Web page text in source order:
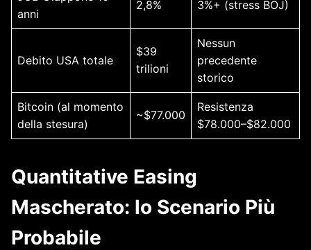
anni
2,8% 3%+ (stress BOJ)
Debito USA totale
$39
trilioni
Nessun
precedente
storico
Bitcoin (al momento
della stesura)
~$77.000
Resistenza
$78.000–$82.000
Quantitative Easing
Mascherato: lo Scenario Più
Probabile